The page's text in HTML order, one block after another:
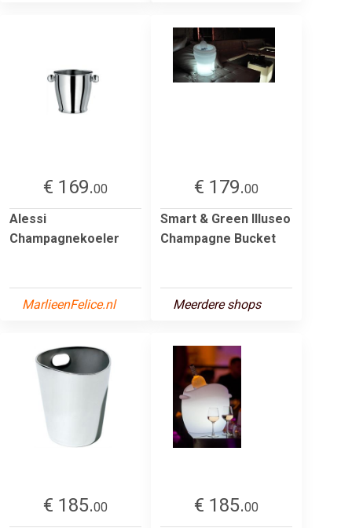
€ 169.00
Alessi
Champagnekoeler
MarlieenFelice.nl
€ 179.00
Smart & Green Illuseo
Champagne Bucket
Meerdere shops
€ 185.00
€ 185.00